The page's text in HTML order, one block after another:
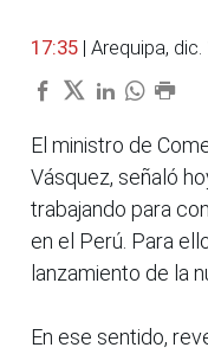
17:35 | Arequipa, dic.
El ministro de
Vásquez, señaló
trabajando para
en el Perú. Para
lanzamiento de la
En ese sentido,